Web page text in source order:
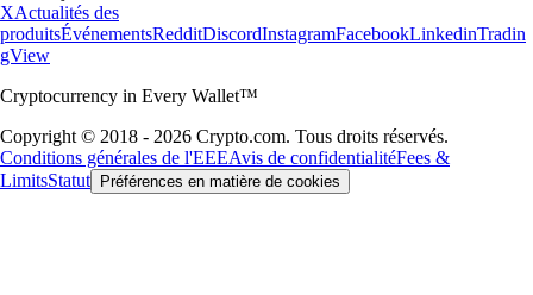
XActualités des
produitsÉvénementsRedditDiscordInstagramFacebookLinkedinTradin
gView
Cryptocurrency in Every Wallet™
Copyright © 2018 - 2026 Crypto.com. Tous droits réservés.
Conditions générales de l'EEEAvis de confidentialitéFees &
LimitsStatut Préférences en matière de cookies